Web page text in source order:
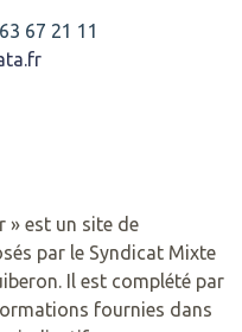
67 21 11
» est un site de
par le Syndicat Mixte
Il est complété par
fournies dans